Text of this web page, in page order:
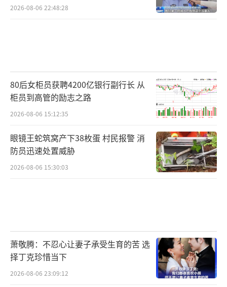
2026-08-06 22:48:28
80后女柜员获聘4200亿银行副行长 从
柜员到高管的励志之路
2026-08-06 15:12:35
眼镜王蛇筑窝产下38枚蛋 村民报警 消
防员迅速处置威胁
2026-08-06 15:30:03
萧敬腾：不忍心让妻子承受生育的苦 选
择丁克珍惜当下
2026-08-06 23:09:12